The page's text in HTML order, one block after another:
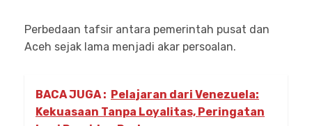
Perbedaan tafsir antara pemerintah pusat dan
Aceh sejak lama menjadi akar persoalan.
BACA JUGA : Pelajaran dari Venezuela:
Kekuasaan Tanpa Loyalitas, Peringatan